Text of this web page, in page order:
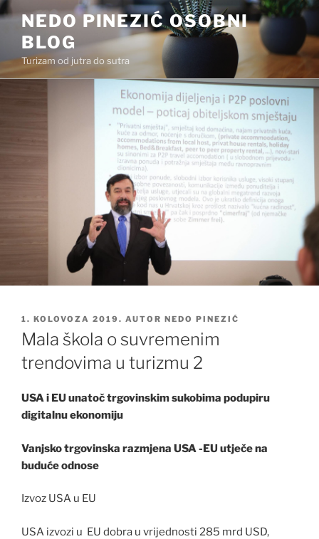
Preskoči
sadržaj
NEDO PINEZIĆ OSOBNI
BLOG
Turizam od jutra do sutra
OBJAVLJENO
1. KOLOVOZA 2019. AUTOR NEDO PINEZIĆ
Mala škola o suvremenim
trendovima u turizmu 2
USA i EU unatoč trgovinskim sukobima podupiru
digitalnu ekonomiju
Vanjsko trgovinska razmjena USA -EU utječe na
buduće odnose
Izvoz USA u EU
USA izvozi u EU dobra u vrijednosti 285 mrd USD,